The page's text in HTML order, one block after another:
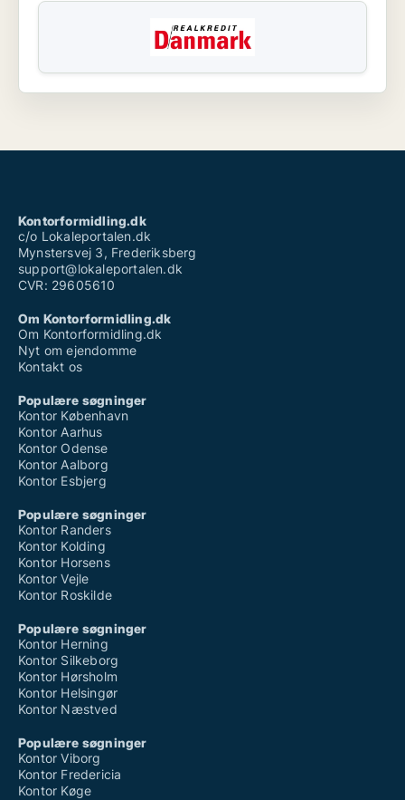
Kontorformidling.dk
c/o Lokaleportalen.dk
Mynstersvej 3, Frederiksberg
support@lokaleportalen.dk
CVR: 29605610
Om Kontorformidling.dk
Om Kontorformidling.dk
Nyt om ejendomme
Kontakt os
Populære søgninger
Kontor København
Kontor Aarhus
Kontor Odense
Kontor Aalborg
Kontor Esbjerg
Populære søgninger
Kontor Randers
Kontor Kolding
Kontor Horsens
Kontor Vejle
Kontor Roskilde
Populære søgninger
Kontor Herning
Kontor Silkeborg
Kontor Hørsholm
Kontor Helsingør
Kontor Næstved
Populære søgninger
Kontor Viborg
Kontor Fredericia
Kontor Køge